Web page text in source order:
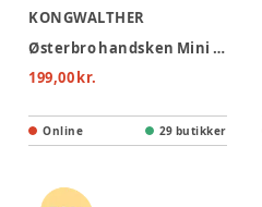
KONGWALTHER
Østerbro handsken Mini - black
199,00 kr.
Online 29 butikker